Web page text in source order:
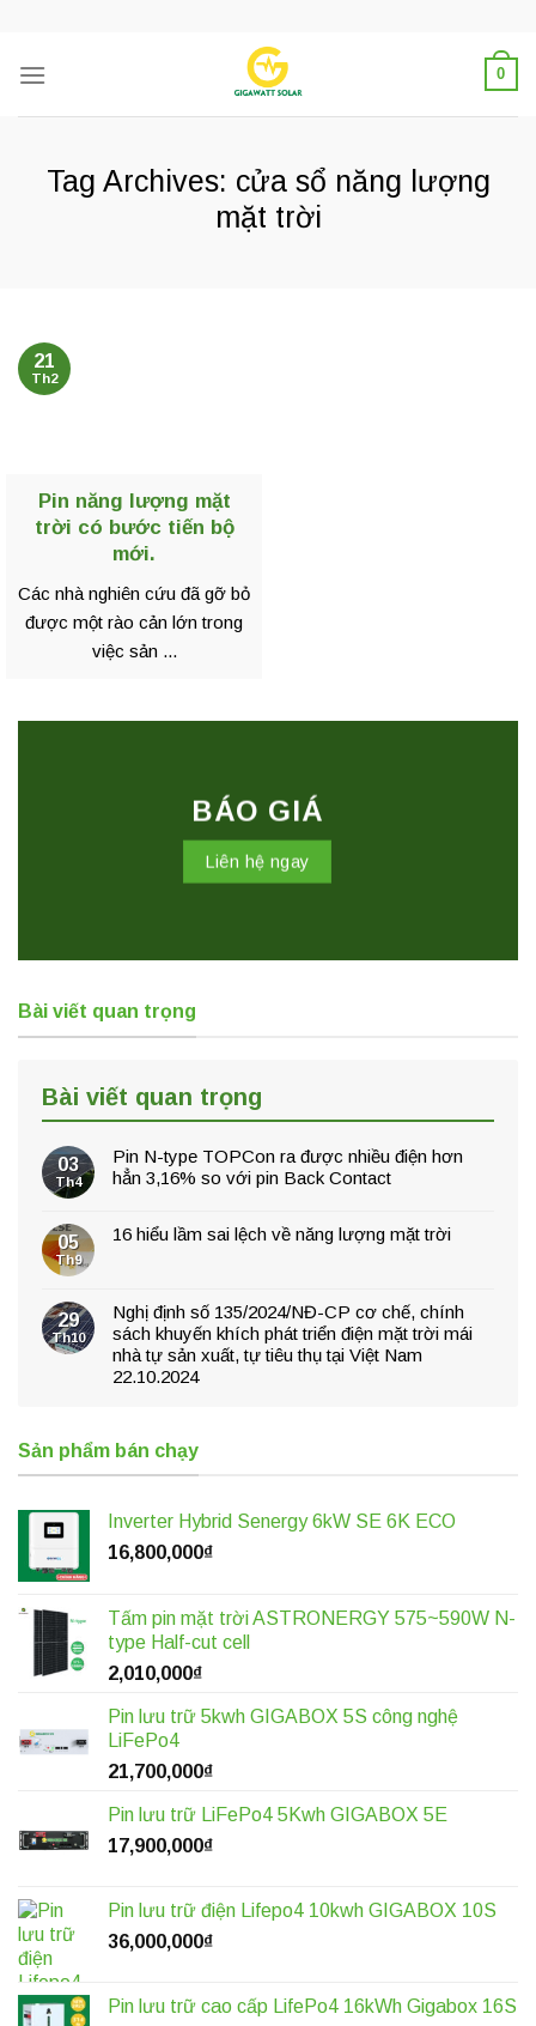
content
0
Tag Archives: cửa sổ năng lượng
mặt trời
Pin năng lượng mặt
trời có bước tiến bộ
mới.
Các nhà nghiên cứu đã gỡ bỏ
được một rào cản lớn trong
việc sản ...
21
Th2
BÁO GIÁ
Liên hệ ngay
Bài viết quan trọng
Bài viết quan trọng
03
Th4
Pin N-type TOPCon ra được nhiều điện hơn
hẳn 3,16% so với pin Back Contact
05
Th9
16 hiểu lầm sai lệch về năng lượng mặt trời
29
Th10
Nghị định số 135/2024/NĐ-CP cơ chế, chính
sách khuyến khích phát triển điện mặt trời mái
nhà tự sản xuất, tự tiêu thụ tại Việt Nam
22.10.2024
Sản phẩm bán chạy
Inverter Hybrid Senergy 6kW SE 6K ECO
16,800,000₫
Tấm pin mặt trời ASTRONERGY 575~590W N-
type Half-cut cell
2,010,000₫
Pin lưu trữ 5kwh GIGABOX 5S công nghệ
LiFePo4
21,700,000₫
Pin lưu trữ LiFePo4 5Kwh GIGABOX 5E
17,900,000₫
Pin lưu trữ điện Lifepo4 10kwh GIGABOX 10S
36,000,000₫
Pin lưu trữ cao cấp LifePo4 16kWh Gigabox 16S